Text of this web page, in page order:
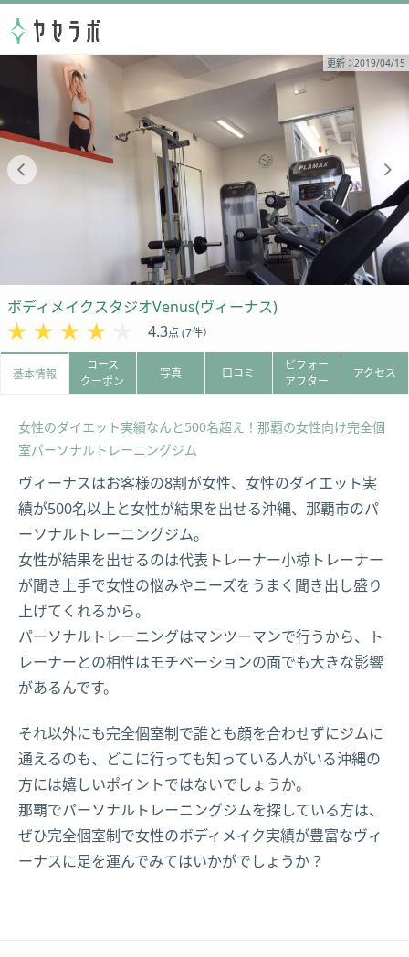
更新：2019/04/15
ボディメイクスタジオVenus(ヴィーナス)
★★★★★
★★★★★ 4.3点 (7件）
基本情報
コース
クーポン
写真 口コミ
ビフォー
アフター
アクセス
女性のダイエット実績なんと500名超え！那覇の女性向け完全個
室パーソナルトレーニングジム
ヴィーナスはお客様の8割が女性、女性のダイエット実
績が500名以上と女性が結果を出せる沖縄、那覇市のパ
ーソナルトレーニングジム。
女性が結果を出せるのは代表トレーナー小椋トレーナー
が聞き上手で女性の悩みやニーズをうまく聞き出し盛り
上げてくれるから。
パーソナルトレーニングはマンツーマンで行うから、ト
レーナーとの相性はモチベーションの面でも大きな影響
があるんです。
それ以外にも完全個室制で誰とも顔を合わせずにジムに
通えるのも、どこに行っても知っている人がいる沖縄の
方には嬉しいポイントではないでしょうか。
那覇でパーソナルトレーニングジムを探している方は、
ぜひ完全個室制で女性のボディメイク実績が豊富なヴィ
ーナスに足を運んでみてはいかがでしょうか？